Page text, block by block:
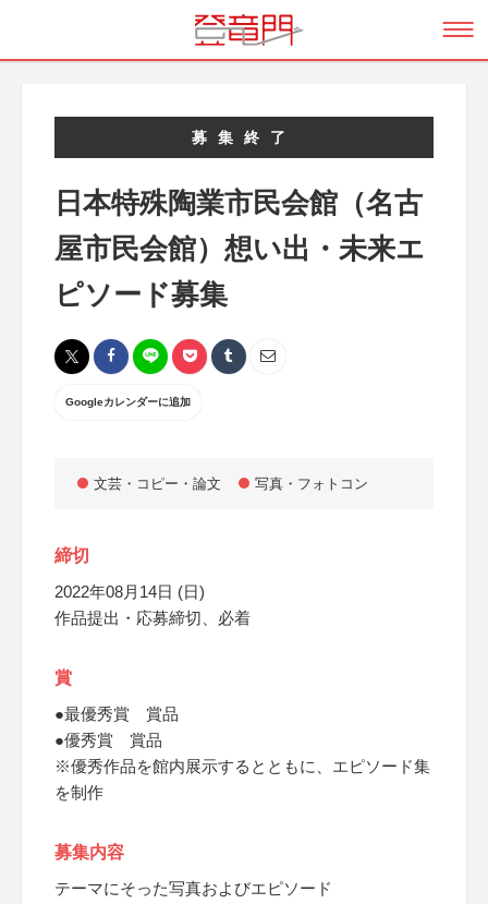
募集終了
日本特殊陶業市民会館（名古
屋市民会館）想い出・未来エ
ピソード募集
Googleカレンダーに追加
文芸・コピー・論文 写真・フォトコン
締切
2022年08月14日 (日)
作品提出・応募締切、必着
賞
●最優秀賞 賞品
●優秀賞 賞品
※優秀作品を館内展示するとともに、エピソード集
を制作
募集内容
テーマにそった写真およびエピソード